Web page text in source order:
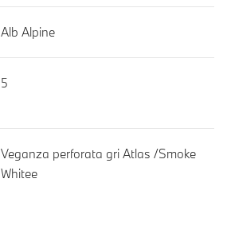
Alb Alpine
5
Veganza perforata gri Atlas /Smoke
Whitee